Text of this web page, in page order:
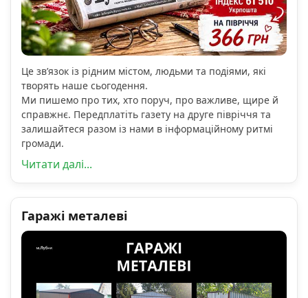
Це зв’язок із рідним містом, людьми та подіями, які
творять наше сьогодення.
Ми пишемо про тих, хто поруч, про важливе, щире й
справжнє. Передплатіть газету на друге півріччя та
залишайтеся разом із нами в інформаційному ритмі
громади.
Читати далі...
Гаражі металеві